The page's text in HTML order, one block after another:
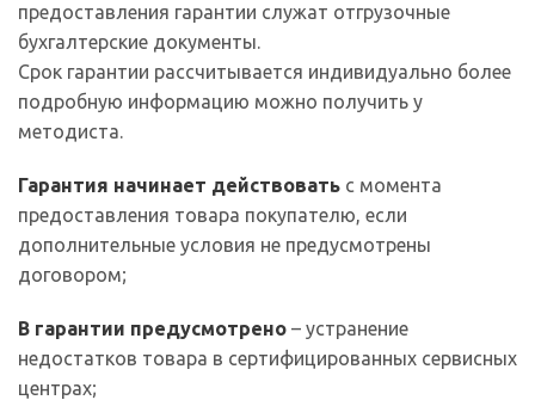
предоставления гарантии служат отгрузочные
бухгалтерские документы.
Срок гарантии рассчитывается индивидуально более
подробную информацию можно получить у
методиста.
Гарантия начинает действовать с момента
предоставления товара покупателю, если
дополнительные условия не предусмотрены
договором;
В гарантии предусмотрено – устранение
недостатков товара в сертифицированных сервисных
центрах;